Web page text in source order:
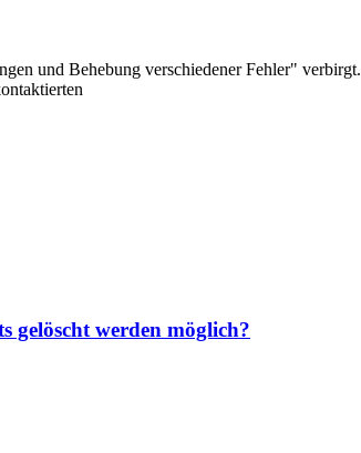
und Behebung verschiedener Fehler" verbirgt.
gelöscht werden möglich?